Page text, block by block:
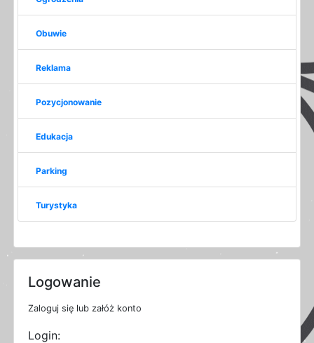
Obuwie
Reklama
Pozycjonowanie
Edukacja
Parking
Turystyka
Logowanie
Zaloguj się lub załóż konto
Login: